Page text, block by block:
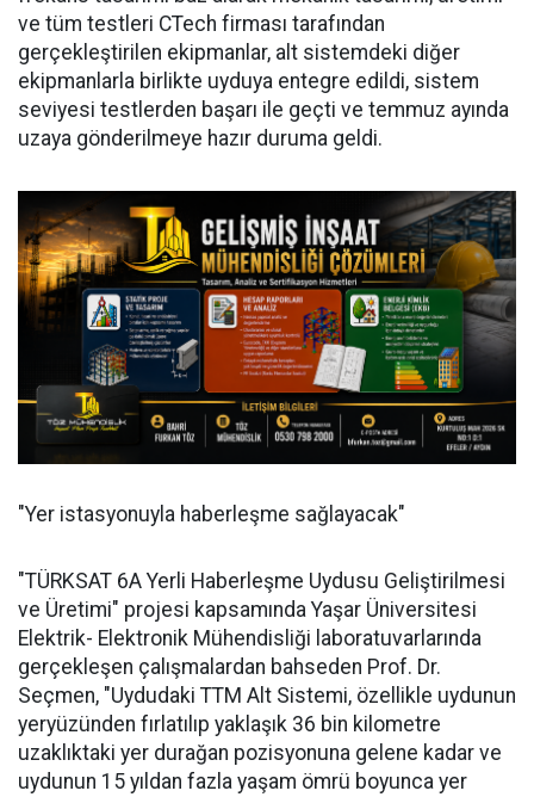
ve tüm testleri CTech firması tarafından
gerçekleştirilen ekipmanlar, alt sistemdeki diğer
ekipmanlarla birlikte uyduya entegre edildi, sistem
seviyesi testlerden başarı ile geçti ve temmuz ayında
uzaya gönderilmeye hazır duruma geldi.
"Yer istasyonuyla haberleşme sağlayacak"
"TÜRKSAT 6A Yerli Haberleşme Uydusu Geliştirilmesi
ve Üretimi" projesi kapsamında Yaşar Üniversitesi
Elektrik- Elektronik Mühendisliği laboratuvarlarında
gerçekleşen çalışmalardan bahseden Prof. Dr.
Seçmen, "Uydudaki TTM Alt Sistemi, özellikle uydunun
yeryüzünden fırlatılıp yaklaşık 36 bin kilometre
uzaklıktaki yer durağan pozisyonuna gelene kadar ve
uydunun 15 yıldan fazla yaşam ömrü boyunca yer